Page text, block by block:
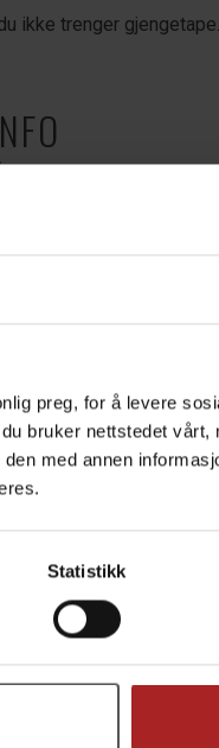
preg, for å levere
bruker nettstedet vårt,
med annen
Statistikk
ikke trenger gjengetape.
8" gjenger til 1/2"